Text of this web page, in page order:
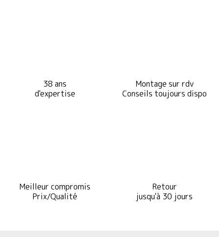
38 ans
d'expertise
Montage sur rdv
Conseils toujours dispo
Meilleur compromis
Prix/Qualité
Retour
jusqu'à 30 jours